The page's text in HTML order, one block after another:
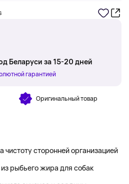
Беларуси за 15-20 дней
гарантией
Оригинальный товар
чистоту сторонней организацией
рыбьего жира для собак